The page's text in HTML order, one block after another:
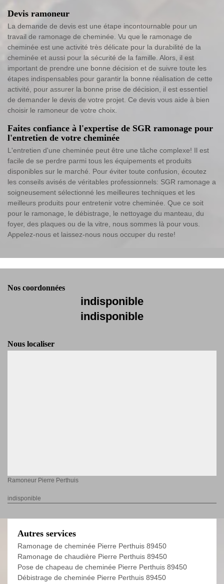
Devis ramoneur
La demande de devis est une étape incontournable pour un
travail de ramonage de cheminée. Vu que le ramonage de
cheminée est une activité très délicate pour la durabilité de la
cheminée et aussi pour la sécurité de la famille. Alors, il est
important de prendre une bonne décision et de suivre toute les
étapes indispensables pour garantir la bonne réalisation de cette
activité, pour assurer la bonne prise de décision, il est essentiel
de demander le devis de votre projet. Ce devis vous aide à bien
choisir le ramoneur de votre choix.
Faites confiance à l'expertise de SGR ramonage pour
l'entretien de votre cheminée
L'entretien d'une cheminée peut être une tâche complexe! Il est
facile de se perdre parmi tous les équipements et produits
disponibles sur le marché. Pour éviter toute confusion, écoutez
les conseils avisés de véritables professionnels: SGR ramonage a
soigneusement sélectionné les meilleures techniques et les
meilleurs produits pour entretenir votre cheminée. Que ce soit
pour le ramonage, le débistrage, le nettoyage du manteau, du
foyer, des plaques ou de la vitre, nous sommes là pour vous.
Appelez-nous et laissez-nous nous occuper du reste!
Nos coordonnées
indisponible
indisponible
Nous localiser
Ramoneur Pierre Perthuis
indisponible
Autres services
Ramonage de cheminée Pierre Perthuis 89450
Ramonage de chaudière Pierre Perthuis 89450
Pose de chapeau de cheminée Pierre Perthuis 89450
Débistrage de cheminée Pierre Perthuis 89450